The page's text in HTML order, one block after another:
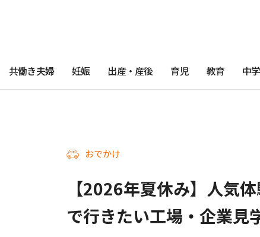
共働き夫婦 妊娠 出産・産後 育児 教育 中
おでかけ
【2026年夏休み】人気
で行きたい工場・企業見